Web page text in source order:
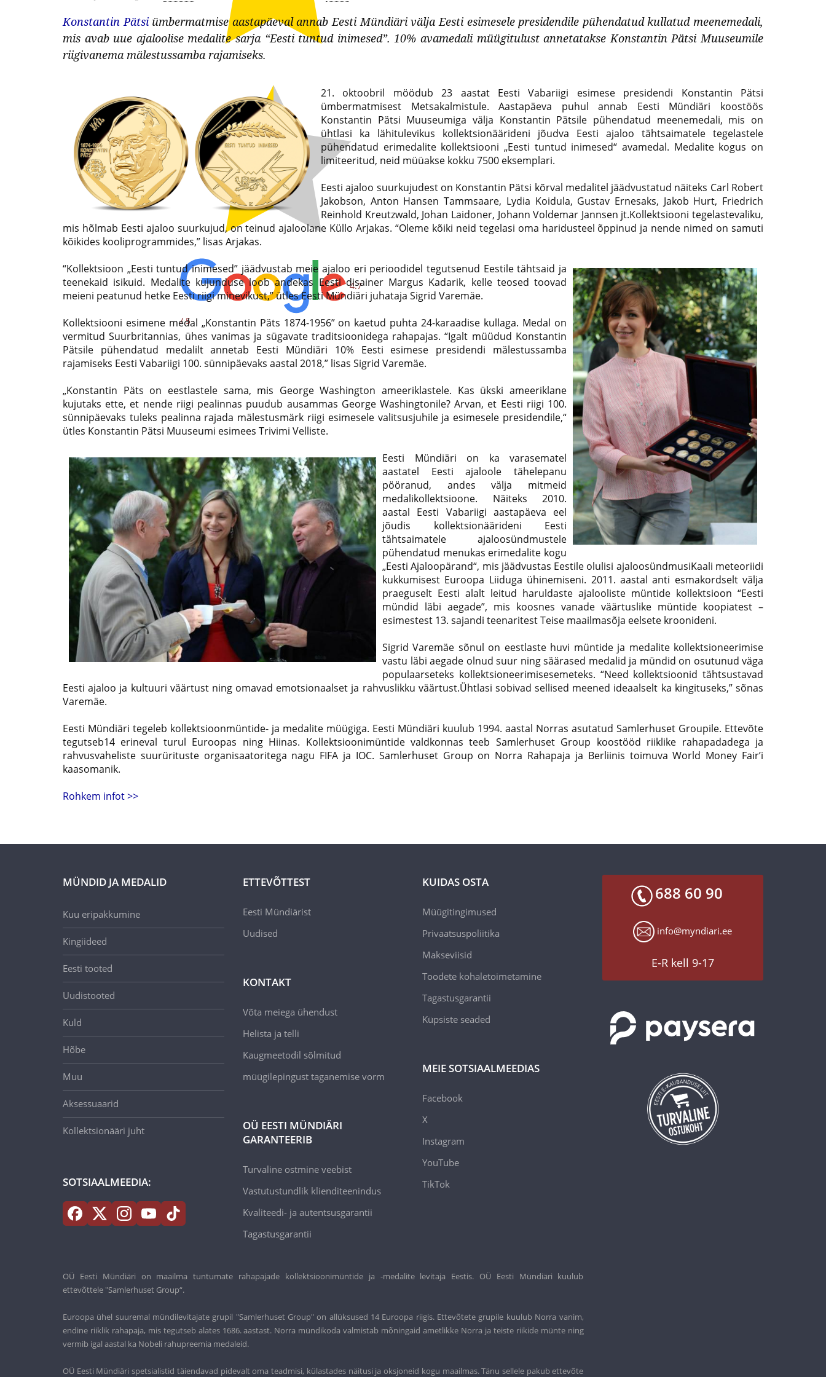
maailma
tuntumate
rahapajade
medalite
levitaja
Eestis
4.7
/ 5
Konstantin Pätsi ümbermatmise aastapäeval annab Eesti Mündiäri välja Eesti esimesele presidendile pühendatud kullatud meenemedali,
mis avab uue ajaloolise medalite sarja “Eesti tuntud inimesed”. 10% avamedali müügitulust annetatakse Konstantin Pätsi Muuseumile
riigivanema mälestussamba rajamiseks.
21. oktoobril möödub 23 aastat Eesti Vabariigi esimese presidendi Konstantin Pätsi
ümbermatmisest Metsakalmistule. Aastapäeva puhul annab Eesti Mündiäri koostöös
Konstantin Pätsi Muuseumiga välja Konstantin Pätsile pühendatud meenemedali, mis on
ühtlasi ka lähitulevikus kollektsionäärideni jõudva Eesti ajaloo tähtsaimatele tegelastele
pühendatud erimedalite kollektsiooni „Eesti tuntud inimesed“ avamedal. Medalite kogus on
limiteeritud, neid müüakse kokku 7500 eksemplari.
Eesti ajaloo suurkujudest on Konstantin Pätsi kõrval medalitel jäädvustatud näiteks Carl Robert
Jakobson, Anton Hansen Tammsaare, Lydia Koidula, Gustav Ernesaks, Jakob Hurt, Friedrich
Reinhold Kreutzwald, Johan Laidoner, Johann Voldemar Jannsen jt.Kollektsiooni tegelastevaliku,
mis hõlmab Eesti ajaloo suurkujud, on teinud ajaloolane Küllo Arjakas. “Oleme kõiki neid tegelasi oma haridusteel õppinud ja nende nimed on samuti
kõikides kooliprogrammides,” lisas Arjakas.
“Kollektsioon „Eesti tuntud inimesed” jäädvustab meie ajaloo eri perioodidel tegutsenud Eestile tähtsaid ja
teenekaid isikuid. Medalite kujunduse loob andekas Eesti disainer Margus Kadarik, kelle teosed toovad
meieni peatunud hetke Eesti riigi minevikust,” ütles Eesti Mündiäri juhataja Sigrid Varemäe.
Kollektsiooni esimene medal „Konstantin Päts 1874-1956” on kaetud puhta 24-karaadise kullaga. Medal on
vermitud Suurbritannias, ühes vanimas ja sügavate traditsioonidega rahapajas. “Igalt müüdud Konstantin
Pätsile pühendatud medalilt annetab Eesti Mündiäri 10% Eesti esimese presidendi mälestussamba
rajamiseks Eesti Vabariigi 100. sünnipäevaks aastal 2018,” lisas Sigrid Varemäe.
„Konstantin Päts on eestlastele sama, mis George Washington ameeriklastele. Kas ükski ameeriklane
kujutaks ette, et nende riigi pealinnas puudub ausammas George Washingtonile? Arvan, et Eesti riigi 100.
sünnipäevaks tuleks pealinna rajada mälestusmärk riigi esimesele valitsusjuhile ja esimesele presidendile,“
ütles Konstantin Pätsi Muuseumi esimees Trivimi Velliste.
Eesti Mündiäri on ka varasematel
aastatel Eesti ajaloole tähelepanu
pööranud, andes välja mitmeid
medalikollektsioone. Näiteks 2010.
aastal Eesti Vabariigi aastapäeva eel
jõudis kollektsionäärideni Eesti
tähtsaimatele ajaloosündmustele
pühendatud menukas erimedalite kogu
„Eesti Ajaloopärand“, mis jäädvustas Eestile olulisi ajaloosündmusiKaali meteoriidi
kukkumisest Euroopa Liiduga ühinemiseni. 2011. aastal anti esmakordselt välja
praeguselt Eesti alalt leitud haruldaste ajalooliste müntide kollektsioon “Eesti
mündid läbi aegade”, mis koosnes vanade väärtuslike müntide koopiatest –
esimestest 13. sajandi teenaritest Teise maailmasõja eelsete kroonideni.
Sigrid Varemäe sõnul on eestlaste huvi müntide ja medalite kollektsioneerimise
vastu läbi aegade olnud suur ning säärased medalid ja mündid on osutunud väga
populaarseteks kollektsioneerimisesemeteks. “Need kollektsioonid tähtsustavad
Eesti ajaloo ja kultuuri väärtust ning omavad emotsionaalset ja rahvuslikku väärtust.Ühtlasi sobivad sellised meened ideaalselt ka kingituseks,” sõnas
Varemäe.
Eesti Mündiäri tegeleb kollektsioonmüntide- ja medalite müügiga. Eesti Mündiäri kuulub 1994. aastal Norras asutatud Samlerhuset Groupile. Ettevõte
tegutseb14 erineval turul Euroopas ning Hiinas. Kollektsioonimüntide valdkonnas teeb Samlerhuset Group koostööd riiklike rahapadadega ja
rahvusvaheliste suurürituste organisaatoritega nagu FIFA ja IOC. Samlerhuset Group on Norra Rahapaja ja Berliinis toimuva World Money Fair’i
kaasomanik.
Rohkem infot >>
MÜNDID JA MEDALID
Kuu eripakkumine
Kingiideed
Eesti tooted
Uudistooted
Kuld
Hõbe
Muu
Aksessuaarid
Kollektsionääri juht
SOTSIAALMEEDIA:
ETTEVÕTTEST
Eesti Mündiärist
Uudised
KONTAKT
Võta meiega ühendust
Helista ja telli
Kaugmeetodil sõlmitud
müügilepingust taganemise vorm
OÜ EESTI MÜNDIÄRI
GARANTEERIB
Turvaline ostmine veebist
Vastutustundlik klienditeenindus
Kvaliteedi- ja autentsusgarantii
Tagastusgarantii
KUIDAS OSTA
Müügitingimused
Privaatsuspoliitika
Makseviisid
Toodete kohaletoimetamine
Tagastusgarantii
Küpsiste seaded
MEIE SOTSIAALMEEDIAS
Facebook
X
Instagram
YouTube
TikTok
688 60 90
info@myndiari.ee
E-R kell 9-17
OÜ Eesti Mündiäri on maailma tuntumate rahapajade kollektsioonimüntide ja -medalite levitaja Eestis. OÜ Eesti Mündiäri kuulub
ettevõttele "Samlerhuset Group“.
Euroopa ühel suuremal mündilevitajate grupil "Samlerhuset Group" on allüksused 14 Euroopa riigis. Ettevõtete grupile kuulub Norra vanim,
endine riiklik rahapaja, mis tegutseb alates 1686. aastast. Norra mündikoda valmistab mõningaid ametlikke Norra ja teiste riikide münte ning
vermib igal aastal ka Nobeli rahupreemia medaleid.
OÜ Eesti Mündiäri spetsialistid täiendavad pidevalt oma teadmisi, külastades näitusi ja oksjoneid kogu maailmas. Tänu sellele pakub ettevõte
levitaja
Eestis